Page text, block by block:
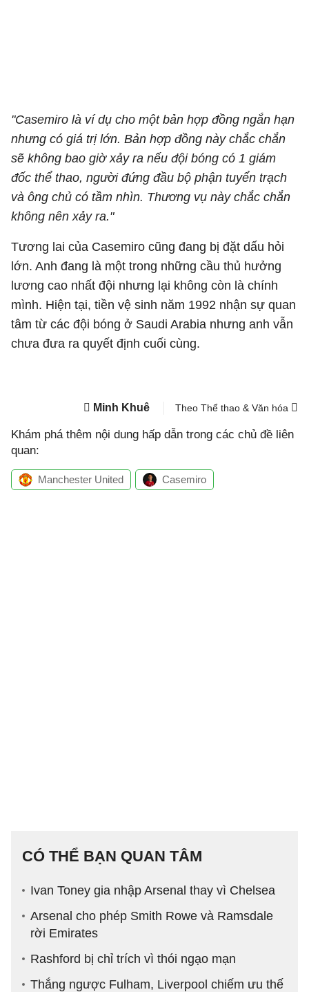
"Casemiro là ví dụ cho một bản hợp đồng ngắn hạn
nhưng có giá trị lớn. Bản hợp đồng này chắc chắn
sẽ không bao giờ xảy ra nếu đội bóng có 1 giám
đốc thể thao, người đứng đầu bộ phận tuyển trạch
và ông chủ có tầm nhìn. Thương vụ này chắc chắn
không nên xảy ra."
Tương lai của Casemiro cũng đang bị đặt dấu hỏi
lớn. Anh đang là một trong những cầu thủ hưởng
lương cao nhất đội nhưng lại không còn là chính
mình. Hiện tại, tiền vệ sinh năm 1992 nhận sự quan
tâm từ các đội bóng ở Saudi Arabia nhưng anh vẫn
chưa đưa ra quyết định cuối cùng.
Minh Khuê Theo Thể thao & Văn hóa
Khám phá thêm nội dung hấp dẫn trong các chủ đề liên
quan:
Manchester United Casemiro
CÓ THỂ BẠN QUAN TÂM
Ivan Toney gia nhập Arsenal thay vì Chelsea
Arsenal cho phép Smith Rowe và Ramsdale
rời Emirates
Rashford bị chỉ trích vì thói ngạo mạn
Thắng ngược Fulham, Liverpool chiếm ưu thế